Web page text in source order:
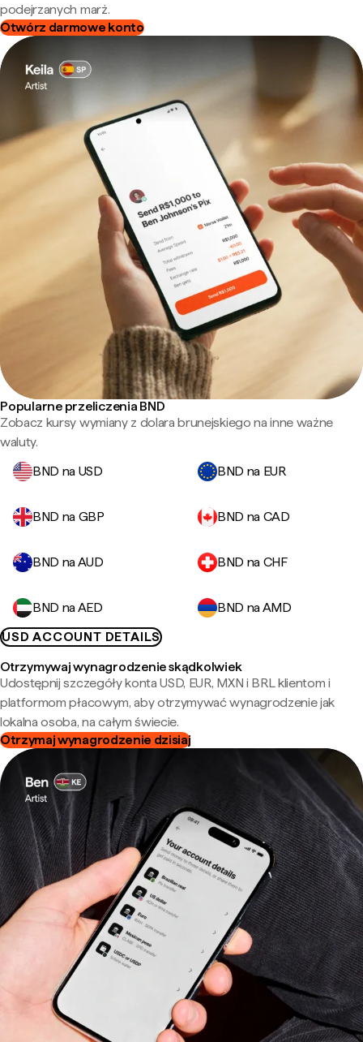
podejrzanych marż.
Otwórz darmowe konto
Popularne przeliczenia BND
Zobacz kursy wymiany z dolara brunejskiego na inne ważne
waluty.
BND na USD
BND na EUR
BND na GBP BND na CAD
BND na AUD BND na CHF
BND na AED
BND na AMD
USD ACCOUNT DETAILS
Otrzymywaj wynagrodzenie skądkolwiek
Udostępnij szczegóły konta USD, EUR, MXN i BRL klientom i
platformom płacowym, aby otrzymywać wynagrodzenie jak
lokalna osoba, na całym świecie.
Otrzymaj wynagrodzenie dzisiaj